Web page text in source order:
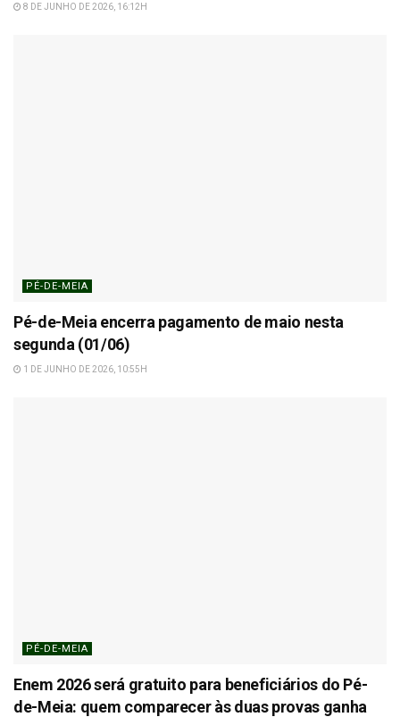
8 DE JUNHO DE 2026, 16:12H
PÉ-DE-MEIA
Pé-de-Meia encerra pagamento de maio nesta
segunda (01/06)
1 DE JUNHO DE 2026, 10:55H
PÉ-DE-MEIA
Enem 2026 será gratuito para beneficiários do Pé-
de-Meia: quem comparecer às duas provas ganha